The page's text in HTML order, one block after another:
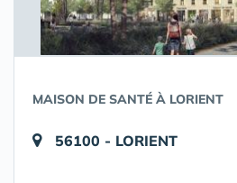
MAISON DE SANTÉ À LORIENT
56100 - LORIENT